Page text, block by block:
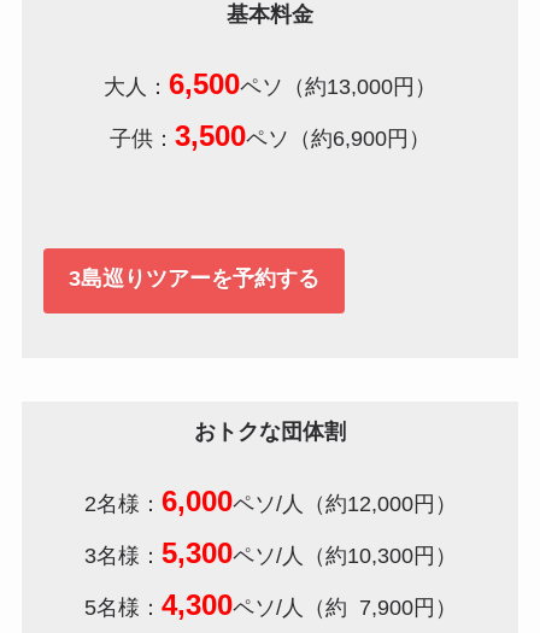
基本料金
大人： 6,500ペソ（約13,000円）
子供： 3,500ペソ（約6,900円）
3島巡りツアーを予約する
おトクな団体割
2名様： 6,000ペソ/人（約12,000円）
3名様： 5,300ペソ/人（約10,300円）
5名様： 4,300ペソ/人（約 7,900円）